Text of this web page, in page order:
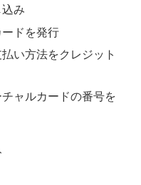
み
ドを発行
い方法をクレジット
ャルカードの番号を